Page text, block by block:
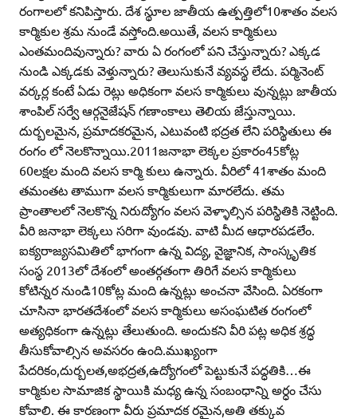
రంగాలలో కనిపిస్తారు. దేశ స్థూల జాతీయ ఉత్పత్తిలో10శాతం వలస
కార్మికుల శ్రమ నుండే వస్తోంది.అయితే, వలస కార్మికులు
ఎంతమందివున్నారు? వారు ఏ రంగంలో పని చేస్తున్నారు? ఎక్కడ
నుండి ఎక్కడకు వెళ్తున్నారు? తెలుసుకునే వ్యవస్థ లేదు. పర్మినెంట్‌
వర్కర్ల కంటే ఏడు రెట్లు అధికంగా వలస కార్మికులు వున్నట్లు జాతీయ
శాంపిల్‌ సర్వే ఆర్గనైజేషన్‌ గణాంకాలు తెలియ జేస్తున్నాయి.
దుర్బలమైన, ప్రమాదకరమైన, ఎటువంటి భద్రత లేని పరిస్థితులు ఈ
రంగం లో నెలకొన్నాయి.2011జనాభా లెక్కల ప్రకారం45కోట్ల
60లక్షల మంది వలస కార్మి కులు ఉన్నారు. వీరిలో 41శాతం మంది
తమంతట తాముగా వలస కార్మికులుగా మారలేదు. తమ
ప్రాంతాలలో నెలకొన్న నిరుద్యోగం వలస వెళ్ళాల్సిన పరిస్థితికి నెట్టింది.
వీరి జనాభా లెక్కలు సరిగా వుండవు. వాటి మీద ఆధారపడలేం.
ఐక్యరాజ్యసమితిలో భాగంగా ఉన్న విద్య, వైజ్ఞానిక, సాంస్కృతిక
సంస్థ 2013లో దేశంలో అంతర్గతంగా తిరిగే వలస కార్మికులు
కోటిన్నర నుండి10కోట్ల మంది ఉన్నట్లు అంచనా వేసింది. ఏరకంగా
చూసినా భారతదేశంలో వలస కార్మికులు అసంఘటిత రంగంలో
అత్యధికంగా ఉన్నట్లు తేలుతుంది. అందుకని వీరి పట్ల అధిక శ్రద్ధ
తీసుకోవాల్సిన అవసరం ఉంది.ముఖ్యంగా
పేదరికం,దుర్బలత,అభద్రత,ఉద్యోగంలో పెట్టుకునే పద్ధతికి…ఈ
కార్మికుల సామాజిక స్థాయికి మధ్య ఉన్న సంబంధాన్ని అర్ధం చేసు
కోవాలి. ఈ కారణంగా వీరు ప్రమాదక రమైన,అతి తక్కువ